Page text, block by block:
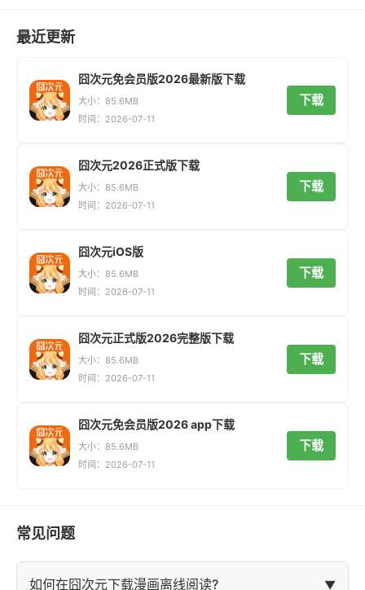
最近更新
囧次元免会员版2026最新版下载
大小：85.6MB
时间：2026-07-11
下载
囧次元2026正式版下载
大小：85.6MB
时间：2026-07-11
下载
囧次元iOS版
大小：85.6MB
时间：2026-07-11
下载
囧次元正式版2026完整版下载
大小：85.6MB
时间：2026-07-11
下载
囧次元免会员版2026 app下载
大小：85.6MB
时间：2026-07-11
下载
常见问题
如何在囧次元下载漫画离线阅读? ▼